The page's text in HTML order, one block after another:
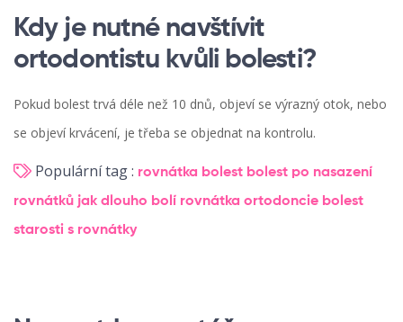
Kdy je nutné navštívit
ortodontistu kvůli bolesti?
Pokud bolest trvá déle než 10 dnů, objeví se výrazný otok, nebo
se objeví krvácení, je třeba se objednat na kontrolu.
Populární tag : rovnátka bolest bolest po nasazení
rovnátků jak dlouho bolí rovnátka ortodoncie bolest
starosti s rovnátky